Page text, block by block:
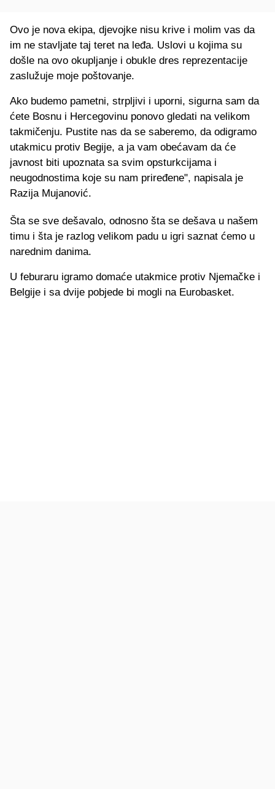
Ovo je nova ekipa, djevojke nisu krive i molim vas da
im ne stavljate taj teret na leđa. Uslovi u kojima su
došle na ovo okupljanje i obukle dres reprezentacije
zaslužuje moje poštovanje.
Ako budemo pametni, strpljivi i uporni, sigurna sam da
ćete Bosnu i Hercegovinu ponovo gledati na velikom
takmičenju. Pustite nas da se saberemo, da odigramo
utakmicu protiv Begije, a ja vam obećavam da će
javnost biti upoznata sa svim opsturkcijama i
neugodnostima koje su nam priređene", napisala je
Razija Mujanović.
Šta se sve dešavalo, odnosno šta se dešava u našem
timu i šta je razlog velikom padu u igri saznat ćemo u
narednim danima.
U feburaru igramo domaće utakmice protiv Njemačke i
Belgije i sa dvije pobjede bi mogli na Eurobasket.